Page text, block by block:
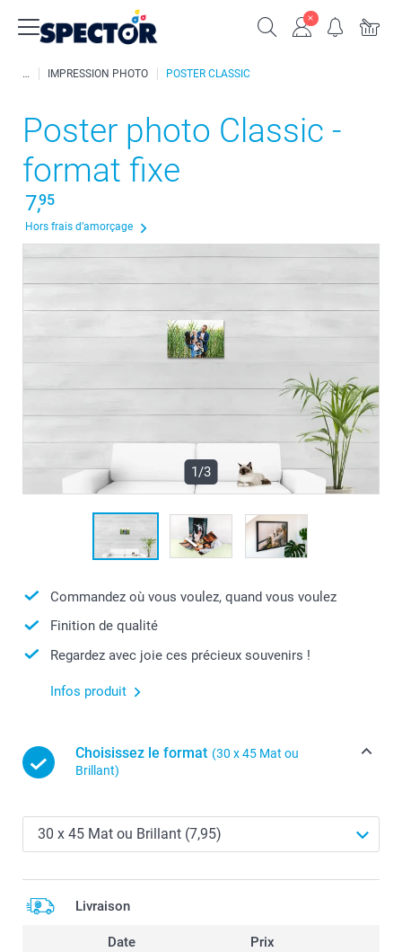
IMPRESSION PHOTO POSTER CLASSIC
Poster photo Classic -
format fixe
7,95
Hors frais d’amorçage
1/3
Commandez où vous voulez, quand vous voulez
Finition de qualité
Regardez avec joie ces précieux souvenirs !
Infos produit
Choisissez le format (30 x 45 Mat ou
Brillant)
Livraison
Date Prix